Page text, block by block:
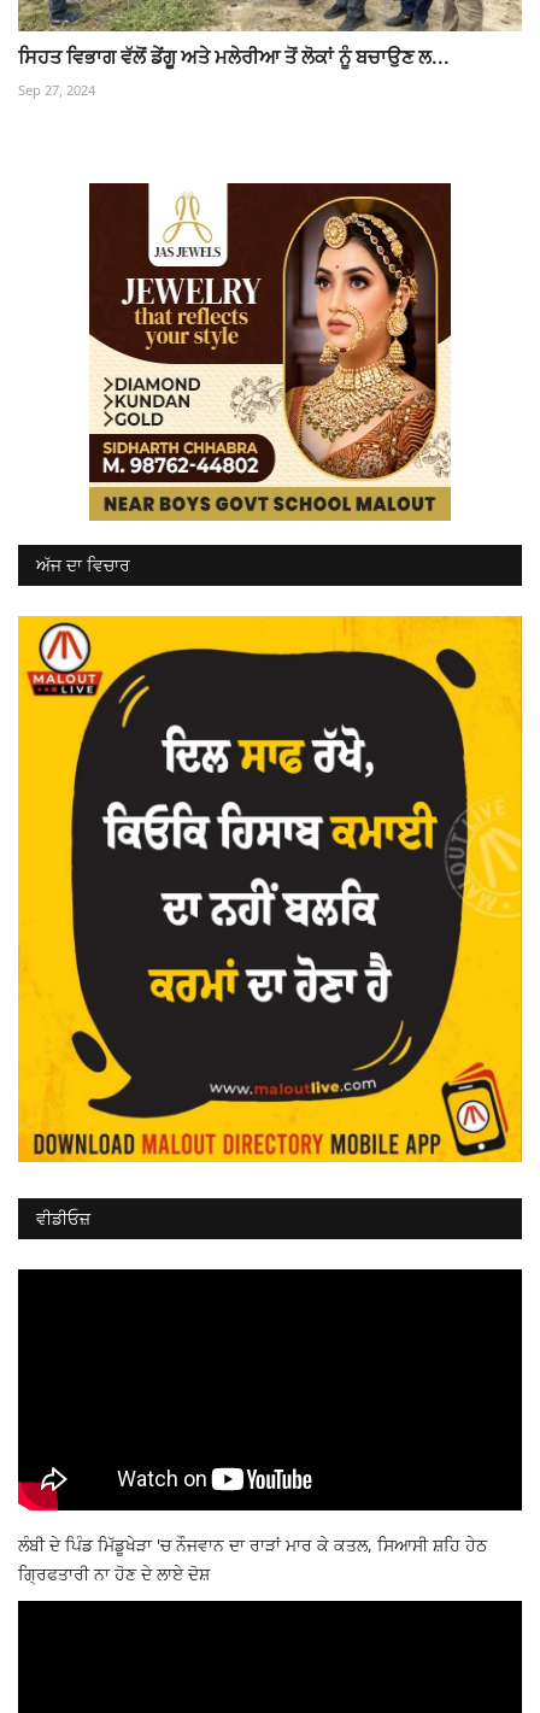
ਸਿਹਤ ਵਿਭਾਗ ਵੱਲੋਂ ਡੇਂਗੂ ਅਤੇ ਮਲੇਰੀਆ ਤੋਂ ਲੋਕਾਂ ਨੂੰ ਬਚਾਉਣ ਲ...
Sep 27, 2024
ਅੱਜ ਦਾ ਵਿਚਾਰ
ਵੀਡੀਓਜ਼
ਲੰਬੀ ਦੇ ਪਿੰਡ ਮਿੱਡੂਖੇੜਾ 'ਚ ਨੌਜਵਾਨ ਦਾ ਰਾੜਾਂ ਮਾਰ ਕੇ ਕਤਲ, ਸਿਆਸੀ ਸ਼ਹਿ ਹੇਠ
ਗ੍ਰਿਫਤਾਰੀ ਨਾ ਹੋਣ ਦੇ ਲਾਏ ਦੋਸ਼